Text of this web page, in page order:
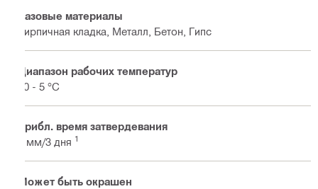
Базовые материалы
Кирпичная кладка, Металл, Бетон, Гипс
Диапазон рабочих температур
40 - 5 °C
Прибл. время затвердевания
2 мм/3 дня 1
Может быть окрашен